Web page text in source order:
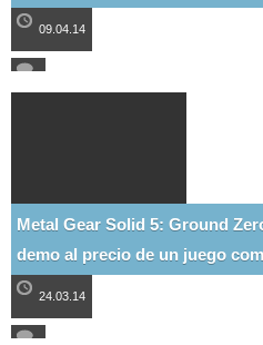
09.04.14
Metal Gear Solid 5: Ground
demo al precio de un juego
24.03.14